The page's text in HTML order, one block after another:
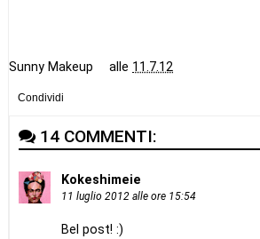
Sunny Makeup alle 11.7.12
Condividi
14 COMMENTI:
Kokeshimeie
11 luglio 2012 alle ore 15:54
Bel post! :)